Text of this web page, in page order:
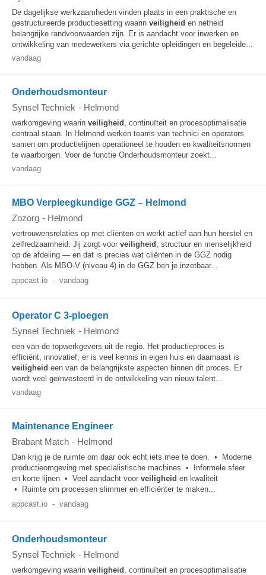
De dagelijkse werkzaamheden vinden plaats in een praktische en
gestructureerde productiesetting waarin veiligheid en netheid
belangrijke randvoorwaarden zijn. Er is aandacht voor inwerken en
ontwikkeling van medewerkers via gerichte opleidingen en begeleide...
vandaag
Onderhoudsmonteur
Synsel Techniek - Helmond
werkomgeving waarin veiligheid , continuïteit en procesoptimalisatie
centraal staan. In Helmond werken teams van technici en operators
samen om productielijnen operationeel te houden en kwaliteitsnormen
te waarborgen. Voor de functie Onderhoudsmonteur zoekt...
vandaag
MBO Verpleegkundige GGZ – Helmond
Zozorg - Helmond
vertrouwensrelaties op met cliënten en werkt actief aan hun herstel en
zelfredzaamheid. Jij zorgt voor veiligheid , structuur en menselijkheid
op de afdeling — en dat is precies wat cliënten in de GGZ nodig
hebben. Als MBO-V (niveau 4) in de GGZ ben je inzetbaar...
appcast.io - vandaag
Operator C 3-ploegen
Synsel Techniek - Helmond
een van de topwerkgevers uit de regio. Het productieproces is
efficiënt, innovatief, er is veel kennis in eigen huis en daarnaast is
veiligheid een van de belangrijkste aspecten binnen dit proces. Er
wordt veel geïnvesteerd in de ontwikkeling van nieuw talent...
vandaag
Maintenance Engineer
Brabant Match - Helmond
Dan krijg je de ruimte om daar ook echt iets mee te doen. • Moderne
productieomgeving met specialistische machines • Informele sfeer
en korte lijnen • Veel aandacht voor veiligheid en kwaliteit
• Ruimte om processen slimmer en efficiënter te maken...
appcast.io - vandaag
Onderhoudsmonteur
Synsel Techniek - Helmond
werkomgeving waarin veiligheid , continuïteit en procesoptimalisatie